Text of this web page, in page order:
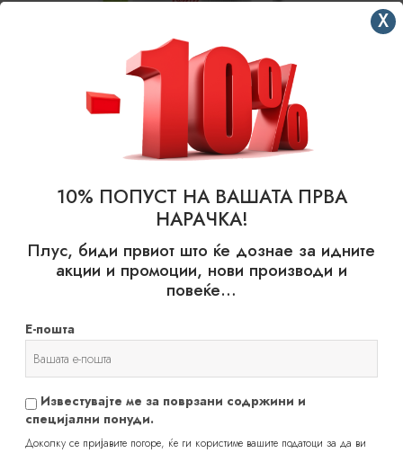
СПРЕЕВИ И КАПКИ ЗА НОС И ГРЛО |PROBOTALIFE
Оригано СЕПТОЛ – Органски спреј за уста и грло
10% ПОПУСТ НА ВАШАТА ПРВА
НАРАЧКА!
Плус, биди првиот што ќе дознае за идните
акции и промоции, нови производи и
повеќе…
Е-пошта
Известувајте ме за поврзани содржини и
специјални понуди.
Доколку се пријавите погоре, ќе ги користиме вашите податоци за да ви
X